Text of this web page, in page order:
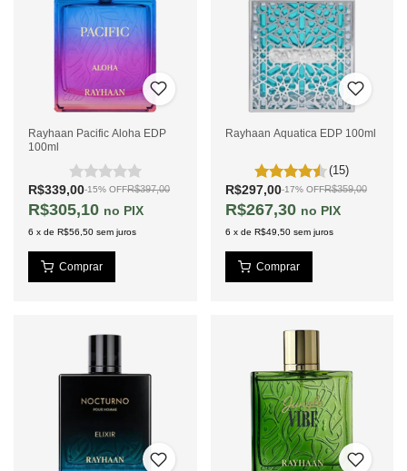
Rayhaan Pacific Aloha EDP
100ml
R$339,00-15% OFFR$397,00
R$305,10 PIX
6 x de R$56,50 sem juros
Rayhaan Aquatica EDP 100ml
(15)
R$297,00-17% OFFR$359,00
R$267,30 PIX
6 x de R$49,50 sem juros